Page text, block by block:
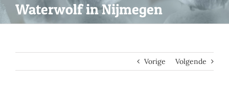
Waterwolf in Nijmegen
Vorige Volgende